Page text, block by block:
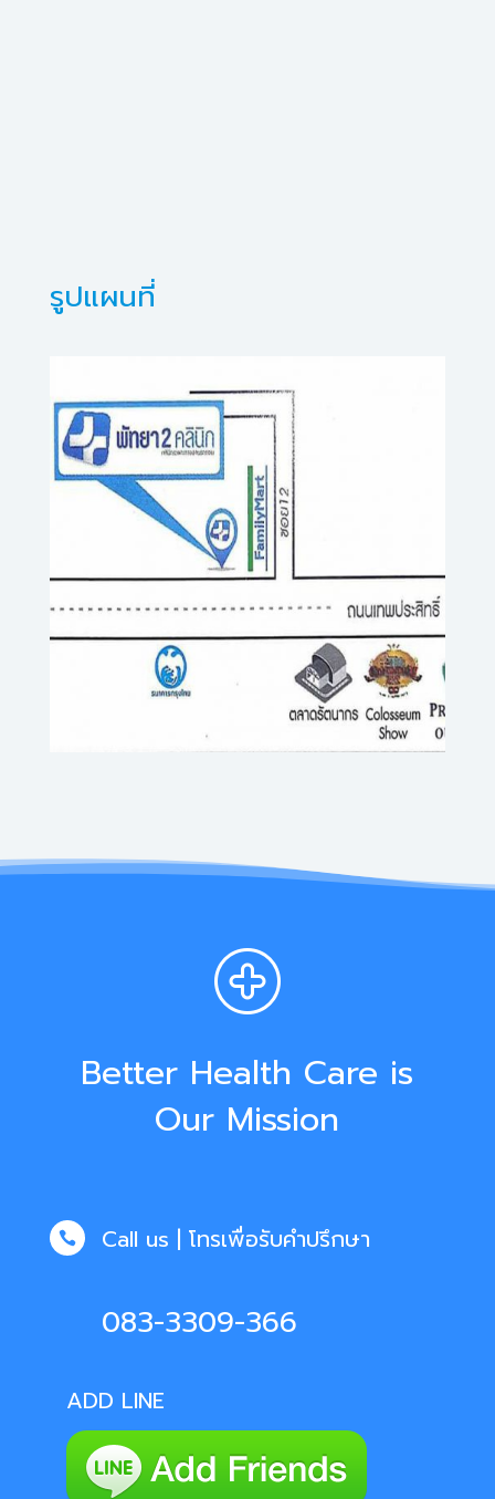
รูปแผนที่
Better Health Care is
Our Mission
 Call us | โทรเพื่อรับคำปรึกษา
083-3309-366
ADD LINE